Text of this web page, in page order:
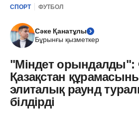
СПОРТ ФУТБОЛ
Сәке Қанатұлы
Бұрынғы қызметкер
"Міндет орындалды":
Қазақстан
элиталық раунд
білдірді